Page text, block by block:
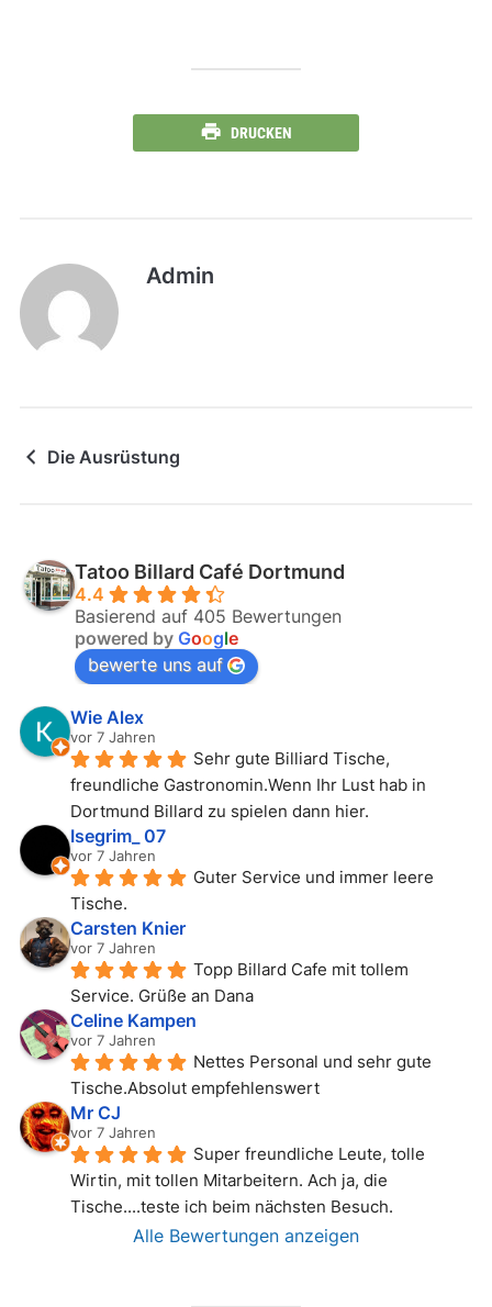
DRUCKEN
Admin
Die Ausrüstung
Tatoo Billard Café Dortmund
4.4
Basierend auf 405 Bewertungen
powered by Google
bewerte uns auf
Wie Alex
vor 7 Jahren
Sehr gute Billiard Tische,
freundliche Gastronomin.Wenn Ihr Lust hab in
Dortmund Billard zu spielen dann hier.
Isegrim_ 07
vor 7 Jahren
Guter Service und immer leere
Tische.
Carsten Knier
vor 7 Jahren
Topp Billard Cafe mit tollem
Service. Grüße an Dana
Celine Kampen
vor 7 Jahren
Nettes Personal und sehr gute
Tische.Absolut empfehlenswert
Mr CJ
vor 7 Jahren
Super freundliche Leute, tolle
Wirtin, mit tollen Mitarbeitern. Ach ja, die
Tische....teste ich beim nächsten Besuch.
Alle Bewertungen anzeigen